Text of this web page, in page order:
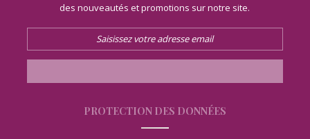
des nouveautés et promotions sur notre site.
PROTECTION DES DONNÉES